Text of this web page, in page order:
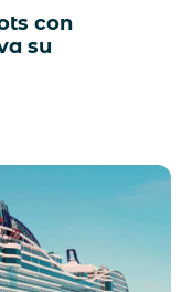
con
su